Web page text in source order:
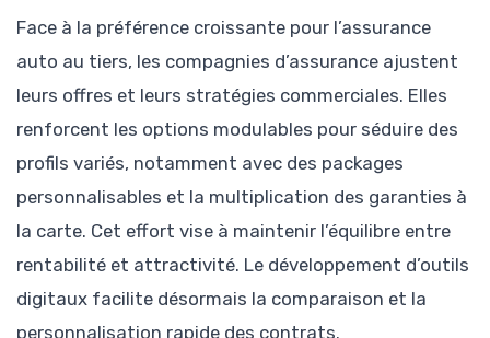
Face à la préférence croissante pour l’assurance
auto au tiers, les compagnies d’assurance ajustent
leurs offres et leurs stratégies commerciales. Elles
renforcent les options modulables pour séduire des
profils variés, notamment avec des packages
personnalisables et la multiplication des garanties à
la carte. Cet effort vise à maintenir l’équilibre entre
rentabilité et attractivité. Le développement d’outils
digitaux facilite désormais la comparaison et la
personnalisation rapide des contrats.